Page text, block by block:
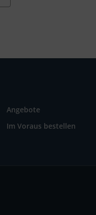
Angebote
Im Voraus bestellen